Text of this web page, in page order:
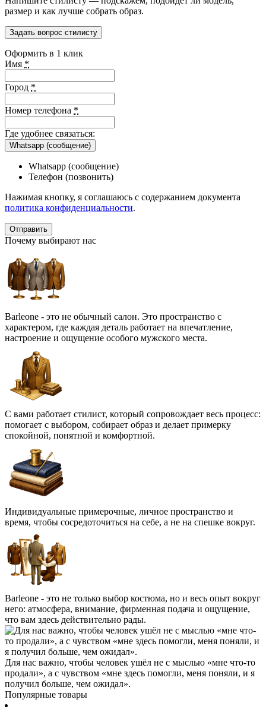
размер и как лучше собрать образ.
Задать вопрос стилисту
Оформить в 1 клик
Имя *
Город *
Номер телефона *
Где удобнее связаться:
Whatsapp (сообщение)
Whatsapp (сообщение)
Телефон (позвонить)
Нажимая кнопку, я соглашаюсь с содержанием документа
политика конфиденциальности.
Почему выбирают нас
Barleone - это не обычный салон. Это пространство с
характером, где каждая деталь работает на впечатление,
настроение и ощущение особого мужского места.
С вами работает стилист, который сопровождает весь процесс:
помогает с выбором, собирает образ и делает примерку
спокойной, понятной и комфортной.
Индивидуальные примерочные, личное пространство и
время, чтобы сосредоточиться на себе, а не на спешке вокруг.
Barleone - это не только выбор костюма, но и весь опыт вокруг
него: атмосфера, внимание, фирменная подача и ощущение,
что вам здесь действительно рады.
Для нас важно, чтобы человек ушёл не с мыслью «мне что-то
продали», а с чувством «мне здесь помогли, меня поняли, и я
получил больше, чем ожидал».
Популярные товары